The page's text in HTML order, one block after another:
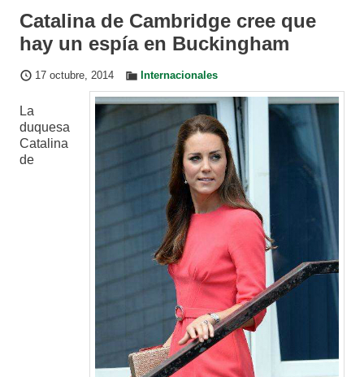
Catalina de Cambridge cree que
hay un espía en Buckingham
17 octubre, 2014 Internacionales
La
duquesa
Catalina
de